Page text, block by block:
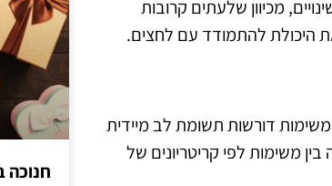
מכיוון שלעתים קרובות
היכולת להתמודד עם לחצים.
משימות דורשות תשומת לב מיידית
משימות לפי קריטריונים של
חנוכה